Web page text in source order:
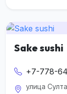
Sake sushi
+7-778-
улица